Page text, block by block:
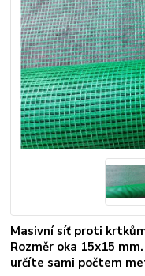
Masivní síť proti
Rozměr oka 15x15
určíte sami počtem